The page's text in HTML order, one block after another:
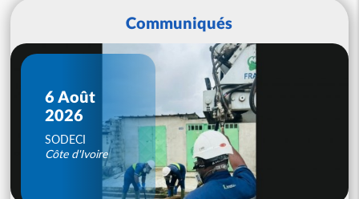
Communiqués
6 Août
2026
SODECI
Côte d'Ivoire